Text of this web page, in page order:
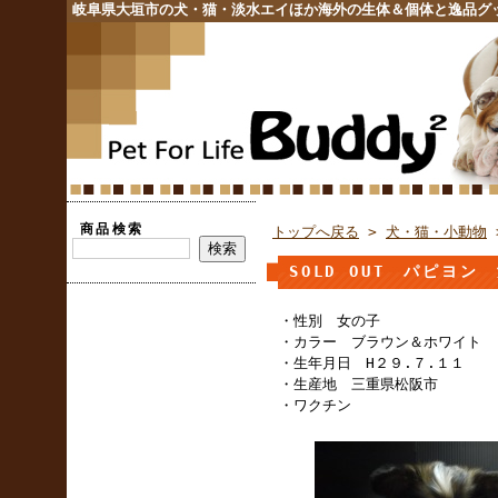
岐阜県大垣市の犬・猫・淡水エイほか海外の生体＆個体と逸品グ
商品検索 トップへ戻る > 犬・猫・小動物
SOLD OUT パピヨン
・性別 女の子
・カラー ブラウン＆ホワイト
・生年月日 H２９.７.１１
・生産地 三重県松阪市
・ワクチン